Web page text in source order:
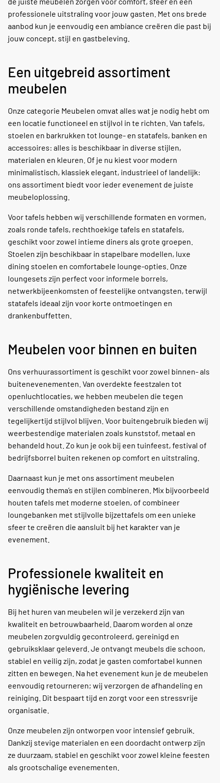
professionele uitstraling voor jouw gasten. Met ons brede
aanbod kun je eenvoudig een ambiance creëren die past bij
jouw concept, stijl en gastbeleving.
Een uitgebreid assortiment
meubelen
Onze categorie Meubelen omvat alles wat je nodig hebt om
een locatie functioneel en stijlvol in te richten. Van tafels,
stoelen en barkrukken tot lounge- en statafels, banken en
accessoires: alles is beschikbaar in diverse stijlen,
materialen en kleuren. Of je nu kiest voor modern
minimalistisch, klassiek elegant, industrieel of landelijk:
ons assortiment biedt voor ieder evenement de juiste
meubeloplossing.
Voor tafels hebben wij verschillende formaten en vormen,
zoals ronde tafels, rechthoekige tafels en statafels,
geschikt voor zowel intieme diners als grote groepen.
Stoelen zijn beschikbaar in stapelbare modellen, luxe
dining stoelen en comfortabele lounge-opties. Onze
loungesets zijn perfect voor informele borrels,
netwerkbijeenkomsten of feestelijke ontvangsten, terwijl
statafels ideaal zijn voor korte ontmoetingen en
drankenbuffetten.
Meubelen voor binnen en buiten
Ons verhuurassortiment is geschikt voor zowel binnen- als
buitenevenementen. Van overdekte feestzalen tot
openluchtlocaties, we hebben meubelen die tegen
verschillende omstandigheden bestand zijn en
tegelijkertijd stijlvol blijven. Voor buitengebruik bieden wij
weerbestendige materialen zoals kunststof, metaal en
behandeld hout. Zo kun je ook bij een tuinfeest, festival of
bedrijfsborrel buiten rekenen op comfort en uitstraling.
Daarnaast kun je met ons assortiment meubelen
eenvoudig thema’s en stijlen combineren. Mix bijvoorbeeld
houten tafels met moderne stoelen, of combineer
loungebanken met stijlvolle bijzettafels om een unieke
sfeer te creëren die aansluit bij het karakter van je
evenement.
Professionele kwaliteit en
hygiënische levering
Bij het huren van meubelen wil je verzekerd zijn van
kwaliteit en betrouwbaarheid. Daarom worden al onze
meubelen zorgvuldig gecontroleerd, gereinigd en
gebruiksklaar geleverd. Je ontvangt meubels die schoon,
stabiel en veilig zijn, zodat je gasten comfortabel kunnen
zitten en bewegen. Na het evenement kun je de meubelen
eenvoudig retourneren; wij verzorgen de afhandeling en
reiniging. Dit bespaart tijd en zorgt voor een stressvrije
organisatie.
Onze meubelen zijn ontworpen voor intensief gebruik.
Dankzij stevige materialen en een doordacht ontwerp zijn
ze duurzaam, stabiel en geschikt voor zowel kleine feesten
als grootschalige evenementen.